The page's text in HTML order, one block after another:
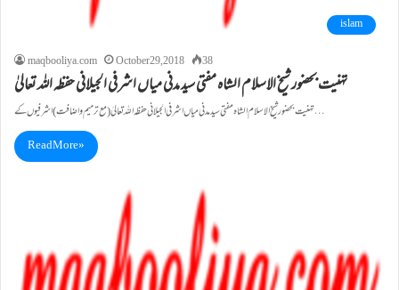
islam
maqbooliya.com
October 29, 2018 38
تہنیت بحضور شیخ الاسلام الشاہ مفتی سید مدنی میاں اشرفی الجیلانی حفظہ اللہ تعالیٰ
تہنیت بحضور شیخ الاسلام الشاہ مفتی سید مدنی میاں اشرفی الجیلانی حفظہ اللہ تعالیٰ (مع ترمیم و اضافت) اشرفیوں کے…
Read More »